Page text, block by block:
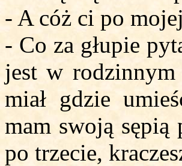
- A cóż ci po
- Co za głupie
jest w rodzinnym
miał gdzie
mam swoją
po trzecie,